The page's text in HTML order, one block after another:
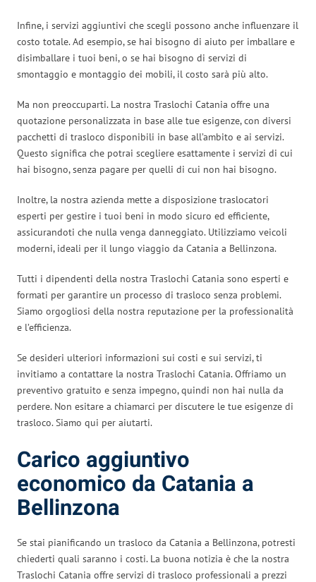
Infine, i servizi aggiuntivi che scegli possono anche influenzare il
costo totale. Ad esempio, se hai bisogno di aiuto per imballare e
disimballare i tuoi beni, o se hai bisogno di servizi di
smontaggio e montaggio dei mobili, il costo sarà più alto.
Ma non preoccuparti. La nostra Traslochi Catania offre una
quotazione personalizzata in base alle tue esigenze, con diversi
pacchetti di trasloco disponibili in base all’ambito e ai servizi.
Questo significa che potrai scegliere esattamente i servizi di cui
hai bisogno, senza pagare per quelli di cui non hai bisogno.
Inoltre, la nostra azienda mette a disposizione traslocatori
esperti per gestire i tuoi beni in modo sicuro ed efficiente,
assicurandoti che nulla venga danneggiato. Utilizziamo veicoli
moderni, ideali per il lungo viaggio da Catania a Bellinzona.
Tutti i dipendenti della nostra Traslochi Catania sono esperti e
formati per garantire un processo di trasloco senza problemi.
Siamo orgogliosi della nostra reputazione per la professionalità
e l’efficienza.
Se desideri ulteriori informazioni sui costi e sui servizi, ti
invitiamo a contattare la nostra Traslochi Catania. Offriamo un
preventivo gratuito e senza impegno, quindi non hai nulla da
perdere. Non esitare a chiamarci per discutere le tue esigenze di
trasloco. Siamo qui per aiutarti.
Carico aggiuntivo
economico da Catania a
Bellinzona
Se stai pianificando un trasloco da Catania a Bellinzona, potresti
chiederti quali saranno i costi. La buona notizia è che la nostra
Traslochi Catania offre servizi di trasloco professionali a prezzi